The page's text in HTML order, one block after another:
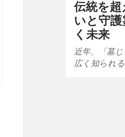
伝統を超
いと守
く未来
近年、「墓
広く知られ